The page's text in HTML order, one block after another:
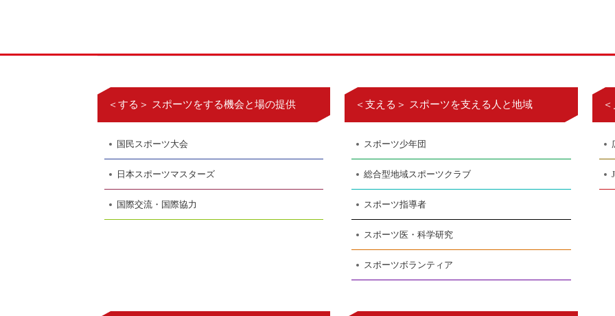
＜する＞ スポーツをする機会と場の提供
国民スポーツ大会
日本スポーツマスターズ
国際交流・国際協力
＜支える＞ スポーツを支える人と地域
スポーツ少年団
総合型地域スポーツクラブ
スポーツ指導者
スポーツ医・科学研究
スポーツボランティア